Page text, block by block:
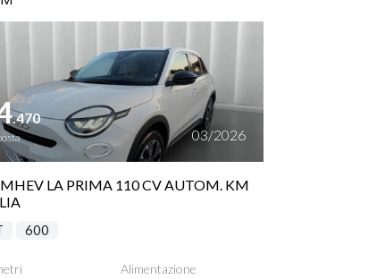
.470
03/2026
LA PRIMA 110 CV AUTOM. KM
600
Alimentazione